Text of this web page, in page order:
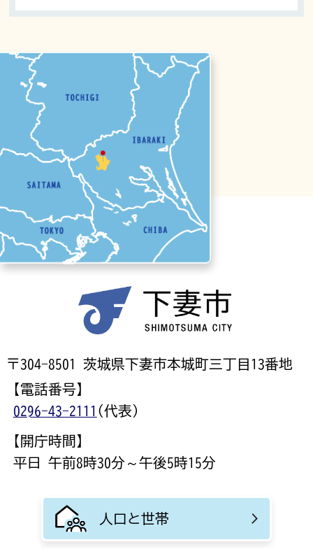
〒304-8501 茨城県下妻市本城町三丁目13番地
【電話番号】
0296-43-2111 (代表)
【開庁時間】
平日 午前8時30分～午後5時15分
人口と世帯